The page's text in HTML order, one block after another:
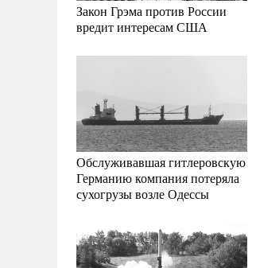
Закон Грэма против России
вредит интересам США
Обслуживавшая гитлеровскую
Германию компания потеряла
сухогрузы возле Одессы